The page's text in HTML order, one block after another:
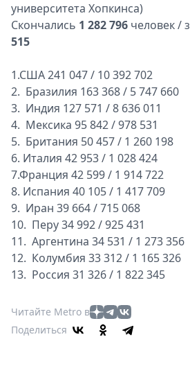
университета Хопкинса)
Скончались 1 282 796 человек /
515
1.США 241 047 / 10 392 702
2. Бразилия 163 368 / 5 747 660
3. Индия 127 571 / 8 636 011
4. Мексика 95 842 / 978 531
5. Британия 50 457 / 1 260 198
6. Италия 42 953 / 1 028 424
7.Франция 42 599 / 1 914 722
8. Испания 40 105 / 1 417 709
9. Иран 39 664 / 715 068
10. Перу 34 992 / 925 431
11. Аргентина 34 531 / 1 273 356
12. Колумбия 33 312 / 1 165 326
13. Россия 31 326 / 1 822 345
Читайте Metro в
Поделиться